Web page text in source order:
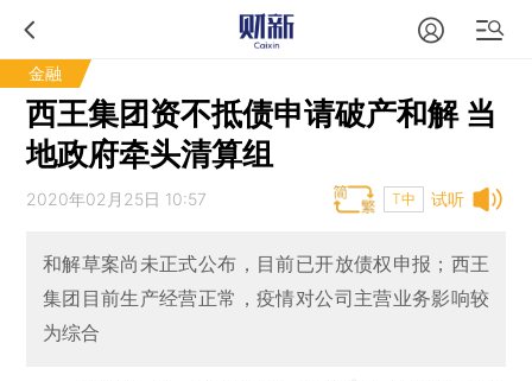
金融
西王集团资不抵债申请破产和解 当
地政府牵头清算组
试听
2020年02月25日 10:57 T中
和解草案尚未正式公布，目前已开放债权申报；西王
集团目前生产经营正常，疫情对公司主营业务影响较
为综合